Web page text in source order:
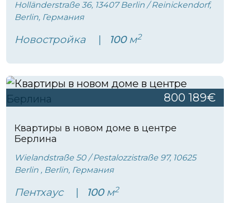
Holländerstraße 36, 13407 Berlin / Reinickendorf,
Berlin, Германия
Новостройка 100м2
800 189€
Квартиры в новом доме в центре
Берлина
Wielandstraße 50 / Pestalozzistraße 97, 10625
Berlin , Berlin, Германия
Пентхаус 100м2